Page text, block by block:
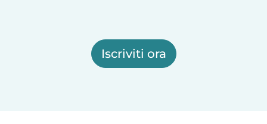
Iscriviti ora